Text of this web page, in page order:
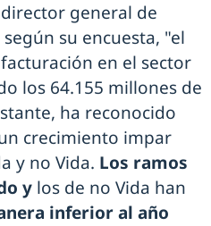
director general de
su encuesta, "el
en el sector
los 64.155 millones de
ha reconocido
crecimiento impar
y no Vida. Los ramos
y los de no Vida han
inferior al año